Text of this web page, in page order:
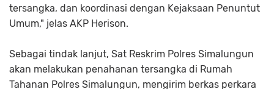
tersangka, dan koordinasi dengan Kejaksaan Penuntut
Umum," jelas AKP Herison.
Sebagai tindak lanjut, Sat Reskrim Polres Simalungun
akan melakukan penahanan tersangka di Rumah
Tahanan Polres Simalungun, mengirim berkas perkara